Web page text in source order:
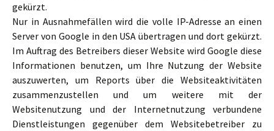
gekürzt.
Nur in Ausnahmefällen wird die volle IP-Adresse an einen
Server von Google in den USA übertragen und dort gekürzt.
Im Auftrag des Betreibers dieser Website wird Google diese
Informationen benutzen, um Ihre Nutzung der Website
auszuwerten, um Reports über die Websiteaktivitäten
zusammenzustellen und um weitere mit der
Websitenutzung und der Internetnutzung verbundene
Dienstleistungen gegenüber dem Websitebetreiber zu